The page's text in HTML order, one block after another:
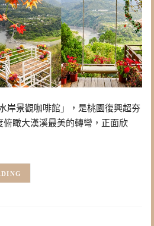
岸景觀咖啡館」，是桃園復興超夯
俯瞰大漢溪最美的轉彎，正面欣